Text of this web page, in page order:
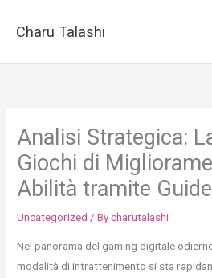
Charu Talashi
Analisi Strategica:
Giochi di
Abilità tramite
Uncategorized / Bycharutalashi
Nel panorama del gaming digitale
modalità di intrattenimento si sta